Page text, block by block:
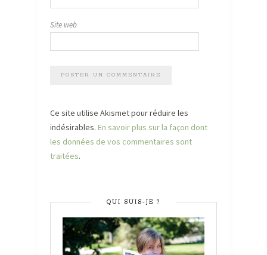
Site web
Ce site utilise Akismet pour réduire les
indésirables. En savoir plus sur la façon dont
les données de vos commentaires sont
traitées.
QUI SUIS-JE ?